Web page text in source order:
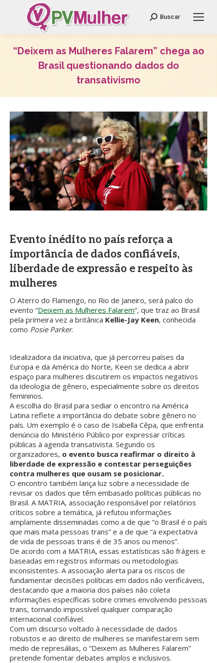
Search:
Buscar
“Deixem as Mulheres Falarem” chega ao
Brasil questionando dados do
transativismo
Evento inédito no país reforça a
importância de dados confiáveis,
liberdade de expressão e respeito às
mulheres
O Aterro do Flamengo, no Rio de Janeiro, será palco do
evento “Deixem as Mulheres Falarem“, que traz ao Brasil
pela primeira vez a britânica Kellie-Jay Keen, conhecida
como Posie Parker.
Idealizadora da iniciativa, que já percorreu países da
Europa e da América do Norte, Keen se dedica a abrir
espaço para mulheres discutirem os impactos negativos
da ideologia de gênero, especialmente sobre os direitos
femininos.
A escolha do Brasil para sediar o encontro na América
Latina reflete a importância do debate sobre gênero no
país. Um exemplo é o caso de Isabella Cêpa, que enfrenta
denúncia do Ministério Público por expressar críticas
públicas à agenda transativista. Segundo os
organizadores, o evento busca reafirmar o direito à
liberdade de expressão e contestar perseguições
contra mulheres que ousam se posicionar.
O encontro também lança luz sobre a necessidade de
revisar os dados que têm embasado políticas públicas no
Brasil. A MATRIA, associação responsável por relatórios
críticos sobre a temática, já refutou informações
amplamente disseminadas como a de que “o Brasil é o país
que mais mata pessoas trans” e a de que “a expectativa
de vida de pessoas trans é de 35 anos ou menos”.
De acordo com a MATRIA, essas estatísticas são frágeis e
baseadas em registros informais ou metodologias
inconsistentes. A associação alerta para os riscos de
fundamentar decisões políticas em dados não verificáveis,
destacando que a maioria dos países não coleta
informações específicas sobre crimes envolvendo pessoas
trans, tornando impossível qualquer comparação
internacional confiável.
Com um discurso voltado à necessidade de dados
robustos e ao direito de mulheres se manifestarem sem
medo de represálias, o “Deixem as Mulheres Falarem”
pretende fomentar debates amplos e inclusivos.